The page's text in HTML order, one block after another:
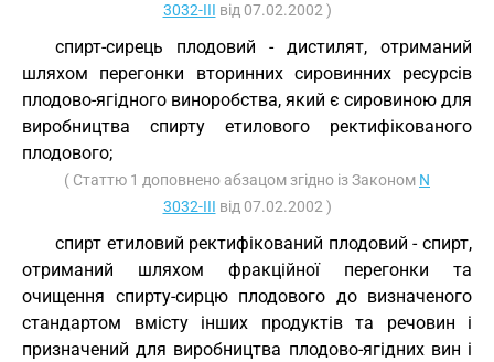
3032-III від 07.02.2002 )
спирт-сирець плодовий - дистилят, отриманий
шляхом перегонки вторинних сировинних ресурсів
плодово-ягідного виноробства, який є сировиною для
виробництва спирту етилового ректифікованого
плодового;
( Статтю 1 доповнено абзацом згідно із Законом N
3032-III від 07.02.2002 )
спирт етиловий ректифікований плодовий - спирт,
отриманий шляхом фракційної перегонки та
очищення спирту-сирцю плодового до визначеного
стандартом вмісту інших продуктів та речовин і
призначений для виробництва плодово-ягідних вин і